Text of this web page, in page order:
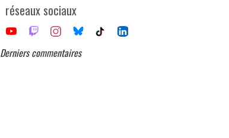
réseaux sociaux
Derniers commentaires